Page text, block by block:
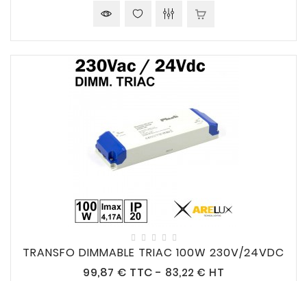
TRANSFO DIMMABLE TRIAC 100W 230V/24VDC
99,87 € Prix
TTC - 83,22 € HT